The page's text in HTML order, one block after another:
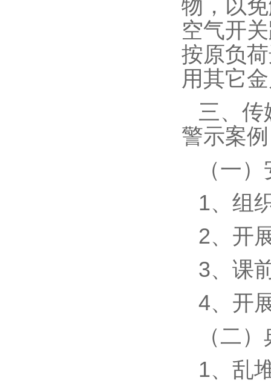
物，以
空气开
按原负
用其它
三、
警示案例
（一
1、组
2、开
3、课
4、开
（二
1、乱